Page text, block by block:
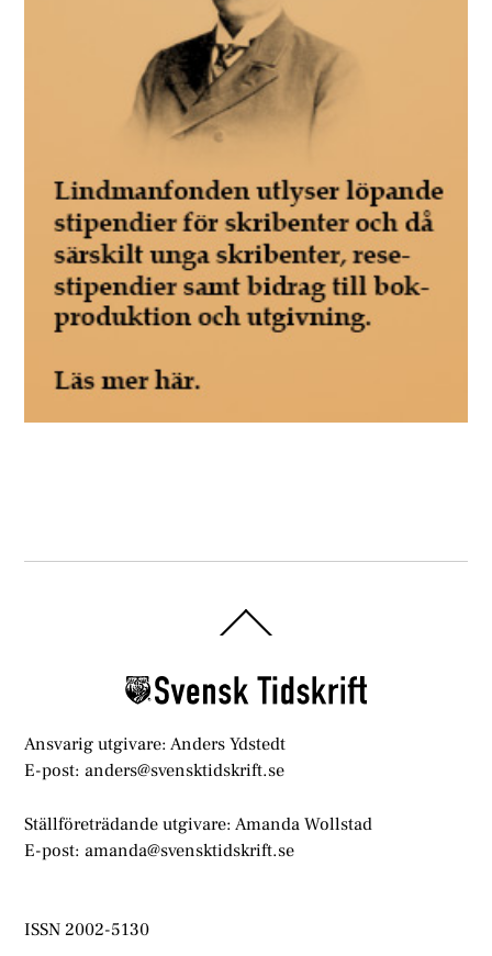
To
Ansvarig utgivare: Anders Ydstedt
E-post: anders@svensktidskrift.se
Ställföreträdande utgivare: Amanda Wollstad
E-post: amanda@svensktidskrift.se
ISSN 2002-5130